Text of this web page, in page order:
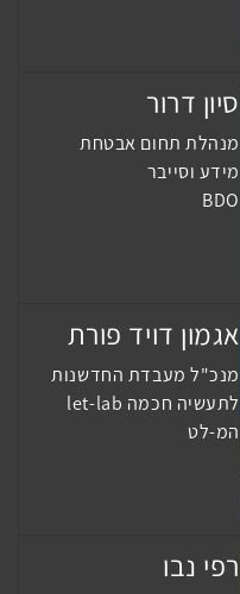
סיון דרור
מנהלת תחום אבטחת
מידע וסייבר
BDO
אגמון דויד פורת
מנכ"ל מעבדת החדשנות
לתעשיה חכמה let-lab
המ-לט
רפי נבו